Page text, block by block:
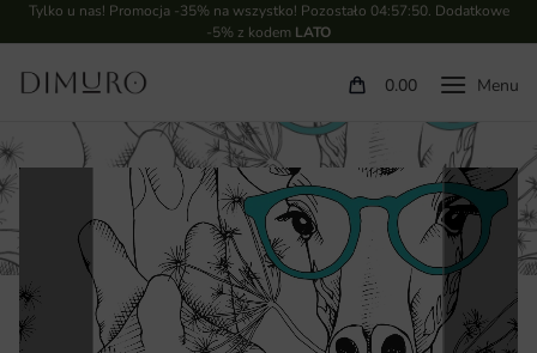
Tylko u nas! Promocja -35% na wszystko! Pozostało 04:57:50. Dodatkowe
-5% z kodem LATO
0.00